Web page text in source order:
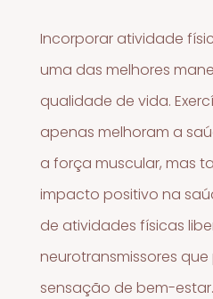
Incorporar atividade
uma das melhores
qualidade de vida.
apenas melhoram a
a força muscular, mas
impacto positivo na
de atividades físicas
neurotransmissores
sensação de bem-